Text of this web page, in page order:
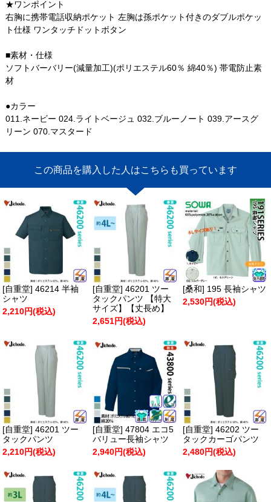
★ワンポイント
右胸に携帯電話収納ポケット 左胸は孫ポケット付きのダブルポケッ
ト仕様 ワンタッチドットボタン
■素材・仕様
ソフトバーバリー(減量加工)(ポリエステル60％ 綿40％) 帯電防止素
材
●カラー
011.ネービー 024.ライトベージュ 032.ブルーノート 039.アースグ
リーン 070.マスタード
この商品を購入した人はこちらも買っています
[自重堂] 46214 半袖
シャツ
2,210円(税込)
[自重堂] 46201 ツー
タックパンツ 【特大
サイズ】【丈長め】
2,651円(税込)
[桑和] 195 長袖シャツ
2,530円(税込)
[自重堂] 46201 ツー
タックパンツ
2,210円(税込)
[自重堂] 47804 エコ5
バリュー長袖シャツ
2,940円(税込)
[自重堂] 46202 ツー
タックカーゴパンツ
2,480円(税込)